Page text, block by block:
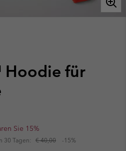
für
Sie 15%
30 Tagen: € 40,00 -15%